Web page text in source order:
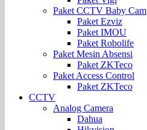
Paket CCTV Baby Cam
Paket Ezviz
Paket IMOU
Paket Robolife
Paket Mesin Absensi
Paket ZKTeco
Paket Access Control
Paket ZKTeco
CCTV
Analog Camera
Dahua